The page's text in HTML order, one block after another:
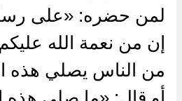
لمن حضره: «على
إن من نعمة الله
من الناس يصلي هذه